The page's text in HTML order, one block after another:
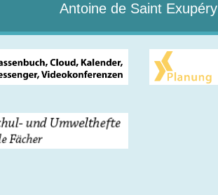
Antoine de Saint Exupéry